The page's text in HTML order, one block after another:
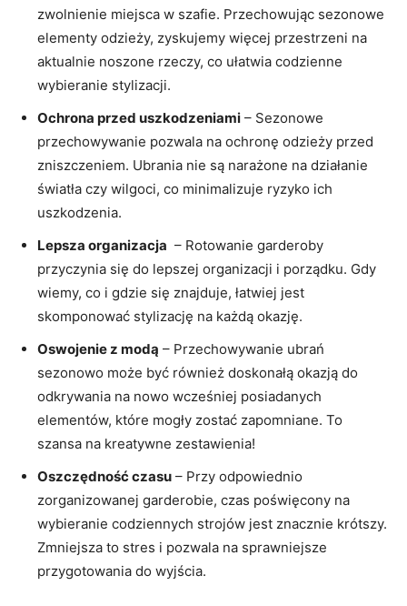
zwolnienie ⁣miejsca w szafie. ‍Przechowując sezonowe⁢
elementy​ odzieży, zyskujemy ‍więcej przestrzeni na
aktualnie noszone rzeczy, co ułatwia codzienne
wybieranie stylizacji.
Ochrona przed ​uszkodzeniami – Sezonowe
przechowywanie pozwala na ochronę⁢ odzieży przed
zniszczeniem. Ubrania ​nie ⁤są narażone ⁤na działanie
światła czy ⁣wilgoci,⁣ co minimalizuje ryzyko ich
uszkodzenia.
Lepsza⁤ organizacja ​ – Rotowanie garderoby‌
przyczynia ⁢się do lepszej​ organizacji ⁤i porządku. Gdy
wiemy, ​co ‍i gdzie się⁣ znajduje,​ łatwiej jest
skomponować⁢ stylizację na każdą okazję.
Oswojenie ⁣z modą – Przechowywanie ubrań
⁤sezonowo może być ⁤również ⁣doskonałą okazją do
odkrywania na nowo wcześniej posiadanych
elementów, które mogły zostać‌ zapomniane. To
szansa na kreatywne zestawienia!
Oszczędność czasu – Przy odpowiednio
zorganizowanej garderobie, czas poświęcony na
wybieranie ⁣codziennych strojów jest znacznie krótszy.
Zmniejsza to‍ stres i pozwala na sprawniejsze
przygotowania do wyjścia.